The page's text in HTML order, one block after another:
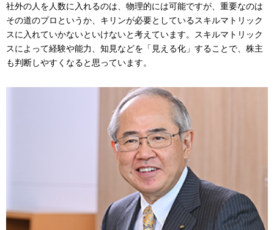
社外の人を人数に入れるのは、物理的には可能ですが、重要なのは
その道のプロというか、キリンが必要としているスキルマトリック
スに入れていかないといけないと考えています。スキルマトリック
スによって経験や能力、知見などを「見える化」することで、株主
も判断しやすくなると思っています。